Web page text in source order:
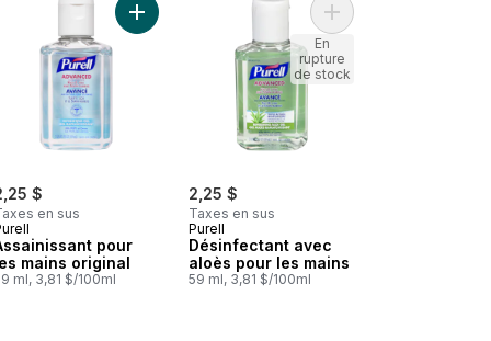
l’aloès au panier
pour les mains, aquarium au panier
$
en sus
pour
mains original
ml, 3,81 $/100ml
Ajouter Assainissant pour les mains original au
2,25 $
Taxes en sus
Purell
Désinfectant avec
aloès pour les mains
59 ml, 3,81 $/100ml
Ajouter Désinfectant
En
rupture
de stock